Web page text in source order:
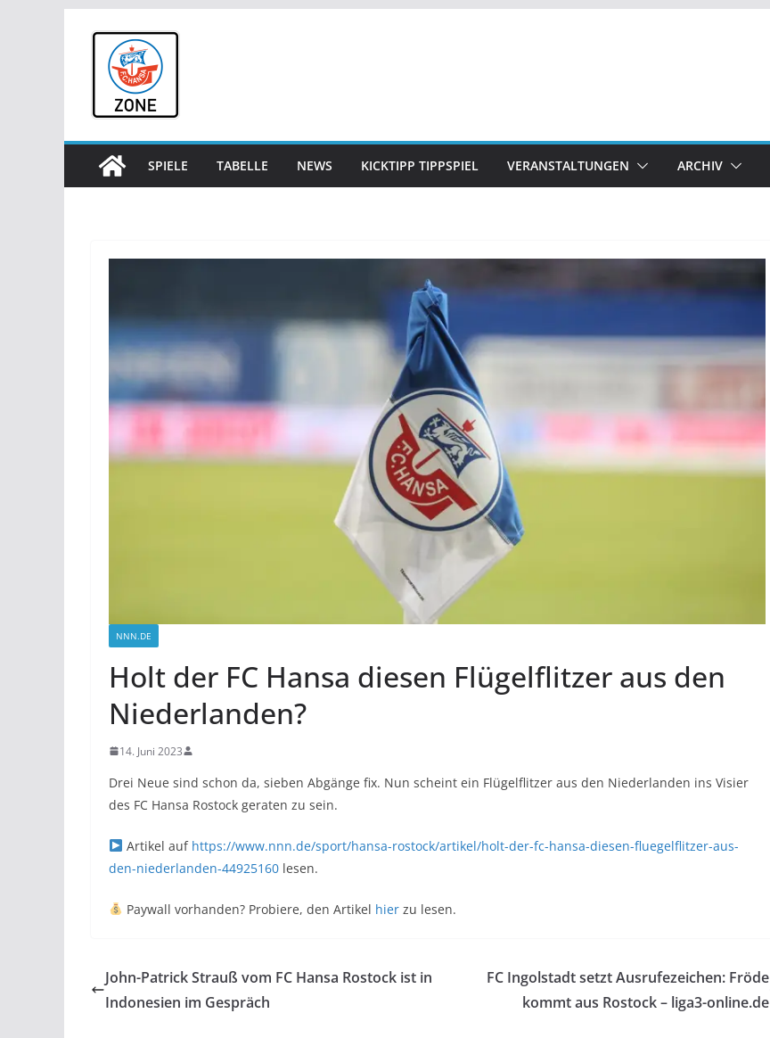
springen
SPIELE TABELLE NEWS KICKTIPP TIPPSPIEL VERANSTALTUNGEN ARCHIV
NNN.DE
Holt der FC Hansa diesen Flügelflitzer aus den
Niederlanden?
14. Juni 2023
Drei Neue sind schon da, sieben Abgänge fix. Nun scheint ein Flügelflitzer aus den Niederlanden ins Visier
des FC Hansa Rostock geraten zu sein.
Artikel auf https://www.nnn.de/sport/hansa-rostock/artikel/holt-der-fc-hansa-diesen-fluegelflitzer-aus-
den-niederlanden-44925160 lesen.
Paywall vorhanden? Probiere, den Artikel hierzu lesen.
John-Patrick Strauß vom FC Hansa Rostock ist in
Indonesien im Gespräch
FC Ingolstadt setzt Ausrufezeichen: Fröde
kommt aus Rostock – liga3-online.de